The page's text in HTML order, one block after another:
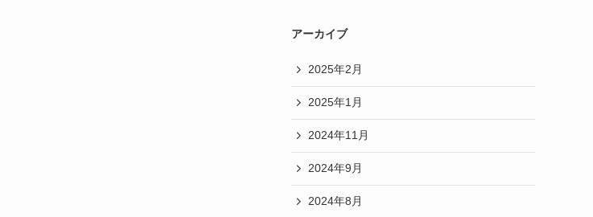
アーカイブ
2025年2月
2025年1月
2024年11月
2024年9月
2024年8月